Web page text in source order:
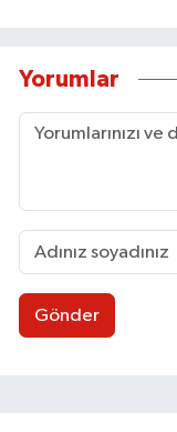
Yorumlar
Gönder